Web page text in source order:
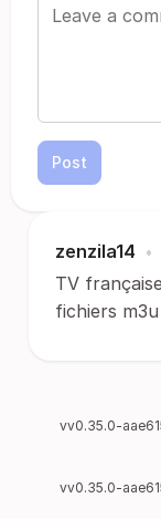
Post
zenzila14 •
TV
fichiers m3u
vv0.35.0-
vv0.35.0-